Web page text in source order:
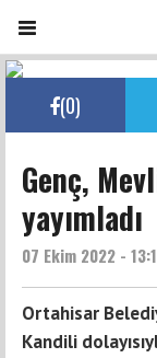
(0)
Genç,
yayımladı
07 Ekim 2022 -
Ortahisar
Kandili